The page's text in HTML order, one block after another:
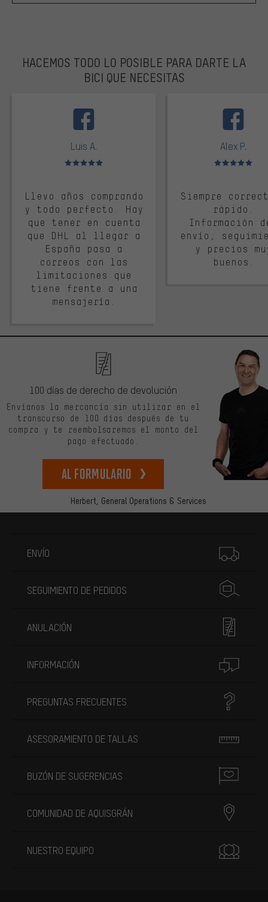
HACEMOS TODO LO POSIBLE PARA DARTE LA
BICI QUE NECESITAS
Luis A.
Valoración media: 5 de 5
Llevo años comprando
y todo perfecto. Hay
que tener en cuenta
que DHL al llegar a
España pasa a
correos con las
limitaciones que
tiene frente a una
mensajería.
Alex P.
Valoración
Siempre
rápido.
Información
envío,
y precios
buenos.
Herbert, General Operations & Services
100 días de derecho de devolución
Envíanos la mercancía sin utilizar en el
transcurso de 100 días después de tu
compra y te reembolsaremos el monto del
pago efectuado.
Al formulario
ENVÍO
SEGUIMIENTO DE PEDIDOS
ANULACIÓN
INFORMACIÓN
PREGUNTAS FRECUENTES
ASESORAMIENTO DE TALLAS
BUZÓN DE SUGERENCIAS
COMUNIDAD DE AQUISGRÁN
NUESTRO EQUIPO